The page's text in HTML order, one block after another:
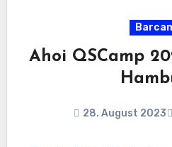
Ahoi QSCamp
28. August 2023